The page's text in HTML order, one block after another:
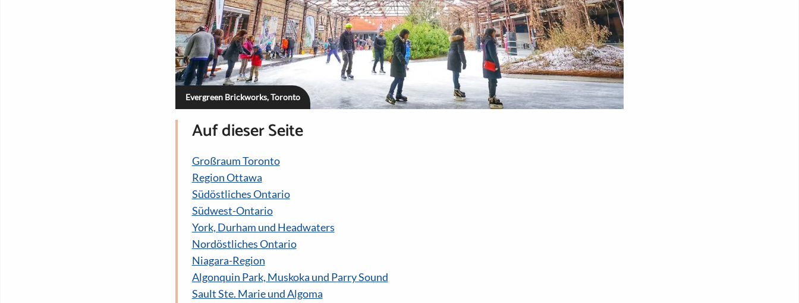
Evergreen Brickworks, Toronto
Auf dieser Seite
Großraum Toronto
Region Ottawa
Südöstliches Ontario
Südwest-Ontario
York, Durham und Headwaters
Nordöstliches Ontario
Niagara-Region
Algonquin Park, Muskoka und Parry Sound
Sault Ste. Marie und Algoma